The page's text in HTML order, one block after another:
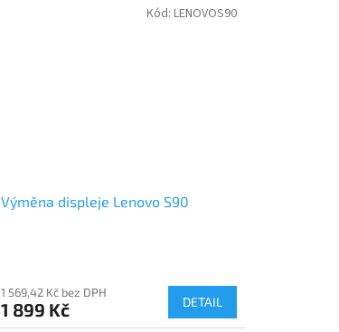
Výměna displeje Lenovo S90
1 569,42 Kč bez DPH
1 899 Kč DETAIL
Kód: LENOVOS90